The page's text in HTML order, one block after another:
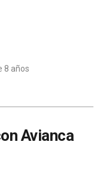
8 años
Avianca